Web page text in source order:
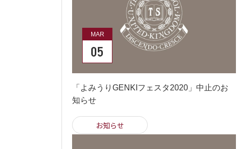
MAR
05
「よみうりGENKIフェスタ2020」中止のお
知らせ
お知らせ